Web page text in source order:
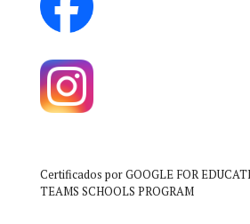
Certificados por GOOGLE FOR
TEAMS SCHOOLS PROGRAM